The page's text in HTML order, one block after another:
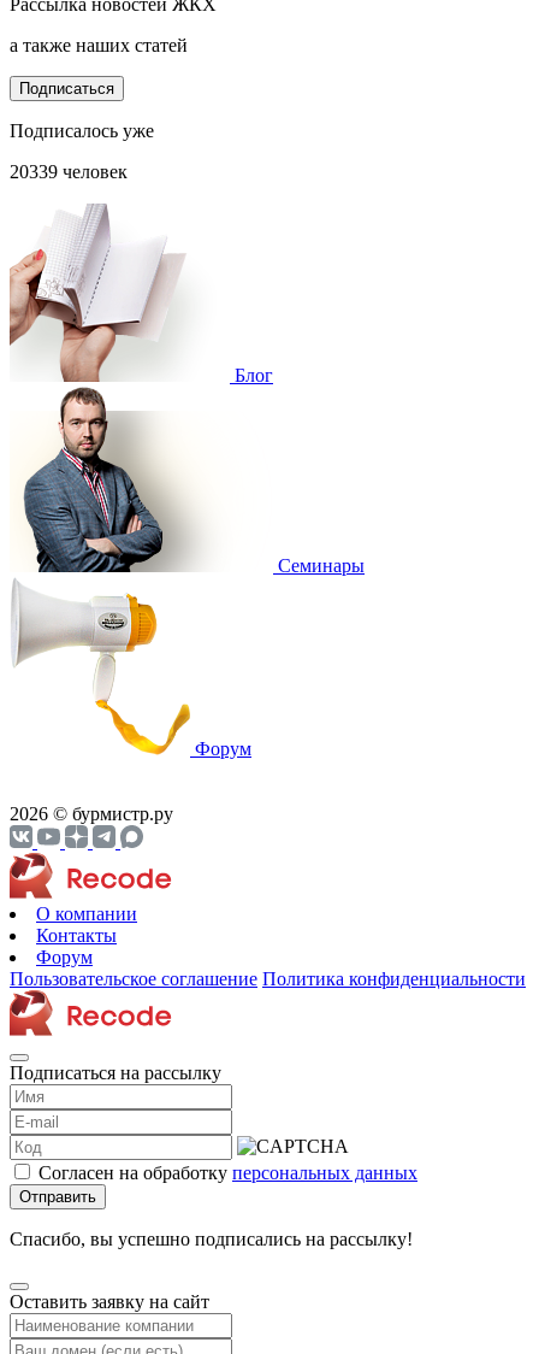
а также наших статей
Подписаться
Подписалось уже
20339 человек
Блог
Cеминары
Форум
2026 © бурмистр.ру
О компании
Контакты
Форум
Пользовательское соглашение Политика конфиденциальности
Подписаться на рассылку
Согласен на обработку персональных данных
Отправить
Спасибо, вы успешно подписались на рассылку!
Оставить заявку на сайт